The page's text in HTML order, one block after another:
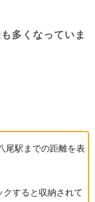
多くなっていま
尾駅までの距離を表
すると収納されて